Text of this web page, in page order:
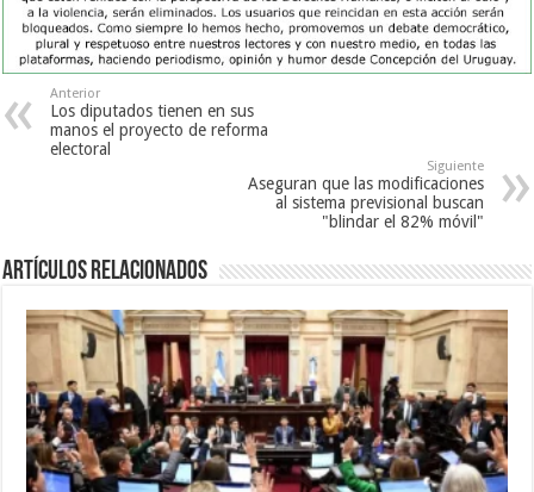
Anterior
Los diputados tienen en sus
manos el proyecto de reforma
electoral
Siguiente
Aseguran que las modificaciones
al sistema previsional buscan
"blindar el 82% móvil"
Artículos Relacionados